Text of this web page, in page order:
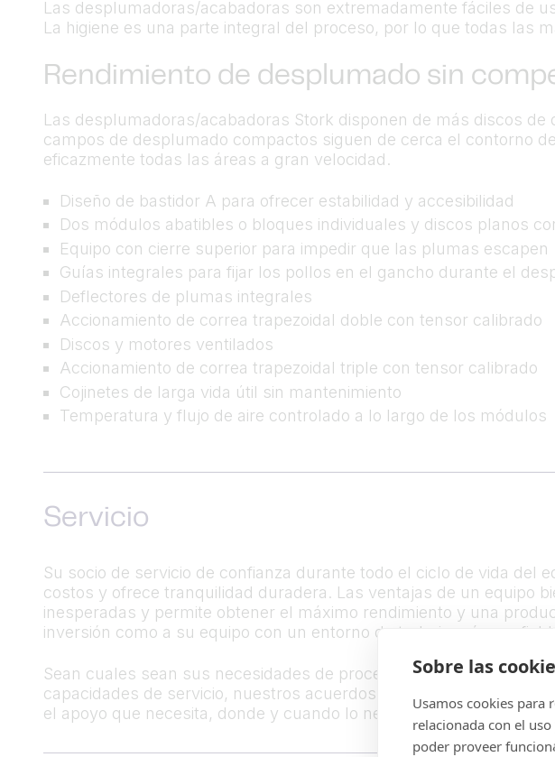
Sobre las
Usamos cookies para
relacionada con el
poder proveer
Las desplumadoras/acabadoras son extremadamente fáciles de
La higiene es una parte integral del proceso, por lo que todas las
Rendimiento de desplumado sin
Las desplumadoras/acabadoras Stork disponen de más discos
campos de desplumado compactos siguen de cerca el contorno
eficazmente todas las áreas a gran velocidad.
Diseño de bastidor A para ofrecer estabilidad y accesibilidad
Dos módulos abatibles o bloques individuales y discos planos
Equipo con cierre superior para impedir que las plumas escapen
Guías integrales para fijar los pollos en el gancho durante el
Deflectores de plumas integrales
Accionamiento de correa trapezoidal doble con tensor calibrado
Discos y motores ventilados
Accionamiento de correa trapezoidal triple con tensor calibrado
Cojinetes de larga vida útil sin mantenimiento
Temperatura y flujo de aire controlado a lo largo de los módulos
Servicio
Su socio de servicio de confianza durante todo el ciclo de vida del
costos y ofrece tranquilidad duradera. Las ventajas de un equipo
inesperadas y permite obtener el máximo rendimiento y una
inversión como a su equipo con un entorno de trabajo más
Sean cuales sean sus necesidades de procesamiento, desde los
capacidades de servicio, nuestros acuerdos de servicio
el apoyo que necesita, donde y cuando lo necesita.